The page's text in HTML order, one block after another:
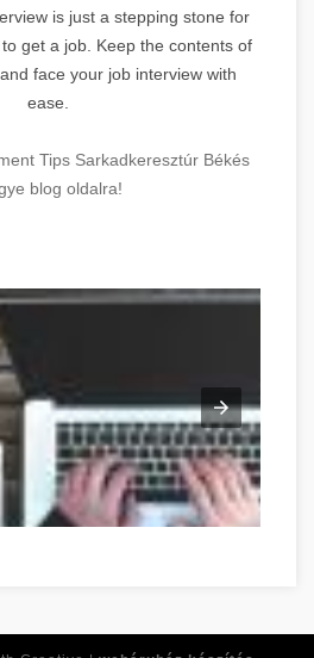
is just a stepping stone for
get a job. Keep the contents of
face your job interview with
ease.
Tips Sarkadkeresztúr Békés
blog oldalra!
questions de développement